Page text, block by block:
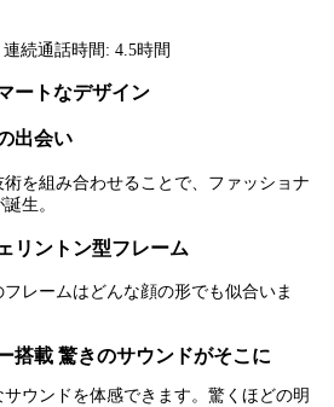
続通話時間: 4.5時間
ートなデザイン
出会い
を組み合わせることで、ファッショナ
生。
リントン型フレーム
レームはどんな顔の形でも似合いま
搭載 驚きのサウンドがそこに
ウンドを体感できます。驚くほどの明